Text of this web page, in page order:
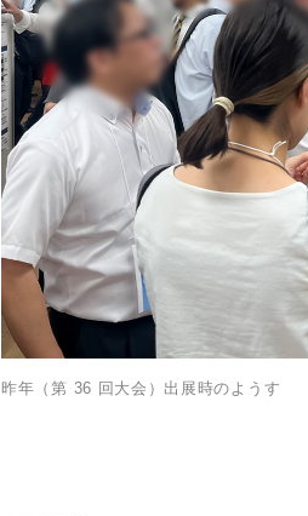
昨年（第 36 回大会）出展時のようす